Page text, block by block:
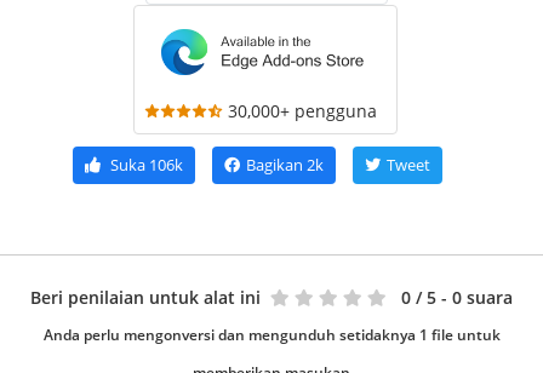
30,000+ pengguna
Suka106k Bagikan 2k Tweet
Beri penilaian untuk alat ini 0 / 5 - 0 suara
Anda perlu mengonversi dan mengunduh setidaknya 1 file untuk